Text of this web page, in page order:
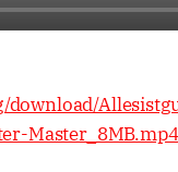
Master_8MB.mp4